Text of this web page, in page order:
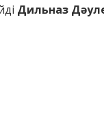
Дильназ